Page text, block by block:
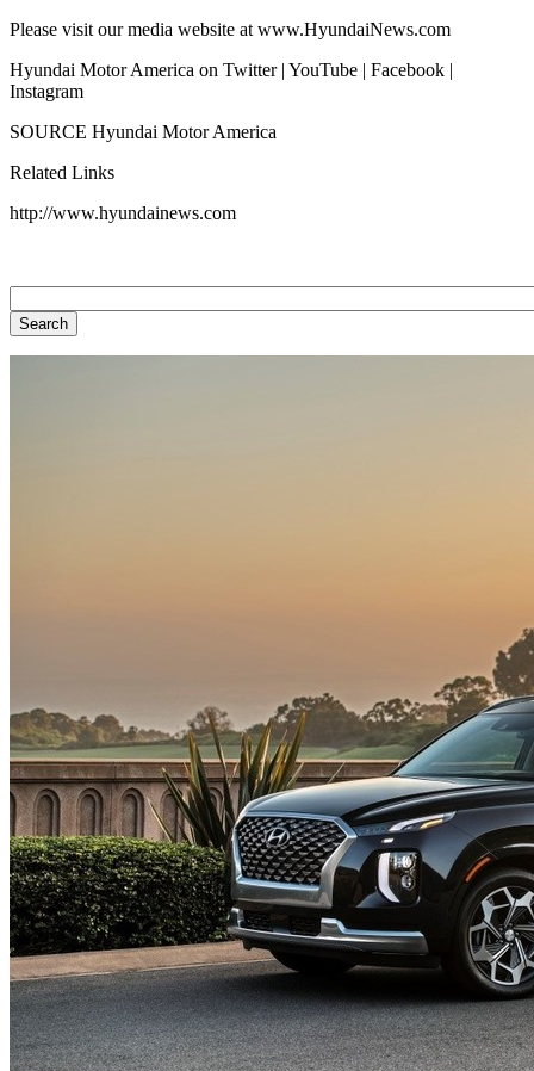
Please visit our media website at www.HyundaiNews.com
Hyundai Motor America on Twitter | YouTube | Facebook |
Instagram
SOURCE Hyundai Motor America
Related Links
http://www.hyundainews.com